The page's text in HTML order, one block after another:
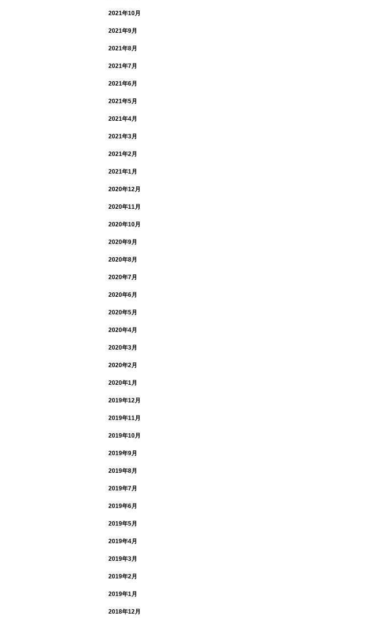
2021年10月
2021年9月
2021年8月
2021年7月
2021年6月
2021年5月
2021年4月
2021年3月
2021年2月
2021年1月
2020年12月
2020年11月
2020年10月
2020年9月
2020年8月
2020年7月
2020年6月
2020年5月
2020年4月
2020年3月
2020年2月
2020年1月
2019年12月
2019年11月
2019年10月
2019年9月
2019年8月
2019年7月
2019年6月
2019年5月
2019年4月
2019年3月
2019年2月
2019年1月
2018年12月